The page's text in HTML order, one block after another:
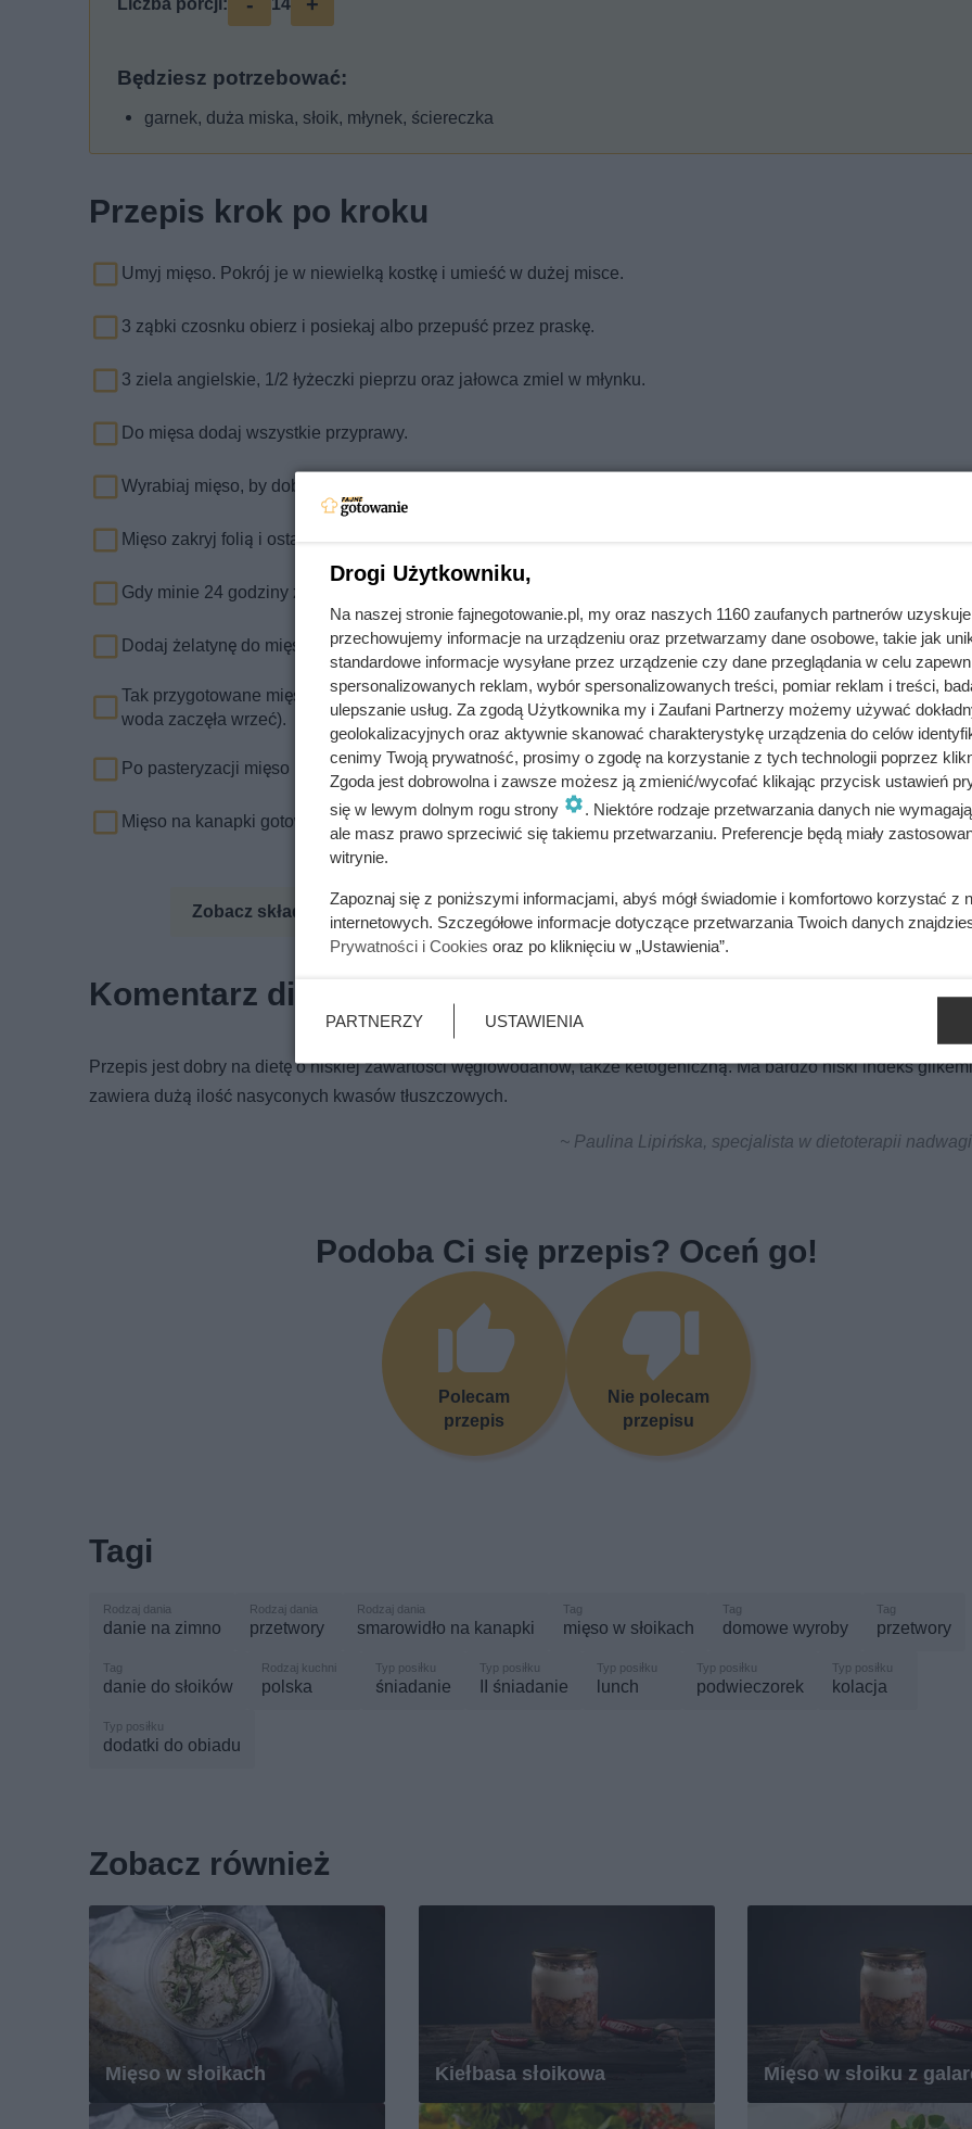
Będziesz potrzebować:
garnek, duża miska, słoik, młynek, ściereczka
Przepis krok po kroku
Umyj mięso. Pokrój je w niewielką kostkę i umieść w dużej misce.
3 ząbki czosnku obierz i posiekaj albo przepuść przez praskę.
3 ziela angielskie, 1/2 łyżeczki pieprzu oraz jałowca zmiel w młynku.
Do mięsa dodaj wszystkie przyprawy.
Wyrabiaj mięso, by dobrze się połączyło z przyprawami. Powinno to trwać dobrych kilka minut.
Mięso zakryj folią i ostaw na całą dobę do lodówki.
Gdy minie 24 godziny żelatynę zalej gorącą wodą (100 ml) i wymieszaj.
Dodaj żelatynę do mięsa. Ponownie mieszaj całość przez parę dłuższych chwil.
Tak przygotowane mięso włóż do słoików. Zakręć je i zapasteryzuj w garnku z przykrywką przez 2 godziny (po
woda zaczęła wrzeć).
Po pasteryzacji mięso powinno ostygnąć bez wyciągania go z garnka.
Mięso na kanapki gotowe.
Zobacz składniki odżywcze Zobacz alergeny Oblicz koszty przyrządzenia potrawy
Komentarz dietetyka
Przepis jest dobry na dietę o niskiej zawartości węglowodanów, także ketogeniczną. Ma bardzo niski indeks
zawiera dużą ilość nasyconych kwasów tłuszczowych.
~ Paulina Lipińska, specjalista w dietoterapii nadwagi
Podoba Ci się przepis? Oceń go!
Polecam
przepis
Nie polecam
przepisu
Tagi
danie na zimno przetwory smarowidło na kanapki mięso w słoikach domowe wyroby przetwory
danie do słoików polska śniadanie II śniadanie lunch podwieczorek kolacja
dodatki do obiadu
Zobacz również
Mięso w słoikach Kiełbasa słoikowa Mięso w słoiku z
Drogi Użytkowniku,
Na naszej stronie fajnegotowanie.pl, my oraz naszych 1160 zaufanych partnerów
przechowujemy informacje na urządzeniu oraz przetwarzamy dane osobowe, takie jak
standardowe informacje wysyłane przez urządzenie czy dane przeglądania w celu
spersonalizowanych reklam, wybór spersonalizowanych treści, pomiar reklam i treści,
ulepszanie usług. Za zgodą Użytkownika my i Zaufani Partnerzy możemy używać
geolokalizacyjnych oraz aktywnie skanować charakterystykę urządzenia do celów
cenimy Twoją prywatność, prosimy o zgodę na korzystanie z tych technologii poprzez
Zgoda jest dobrowolna i zawsze możesz ją zmienić/wycofać klikając przycisk ustawień
się w lewym dolnym rogu strony
. Niektóre rodzaje przetwarzania danych nie
ale masz prawo sprzeciwić się takiemu przetwarzaniu. Preferencje będą miały
witrynie.
Zapoznaj się z poniższymi informacjami, abyś mógł świadomie i komfortowo korzystać z
internetowych. Szczegółowe informacje dotyczące przetwarzania Twoich danych
Prywatności i Cookies oraz po kliknięciu w „Ustawienia”.
PARTNERZY USTAWIENIA